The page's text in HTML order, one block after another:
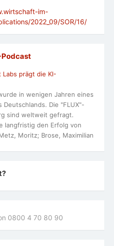
im-
2022_09/SOR/16/
Podcast
Labs prägt die KI-
in wenigen Jahren eines
Die "FLUX"-
sind weltweit gefragt.
langfristig den Erfolg von
Moritz; Brose, Maximilian
0800 4 70 80 90